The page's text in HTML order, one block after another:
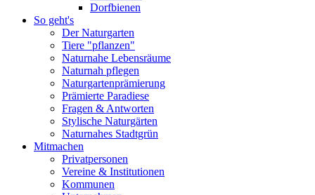
Dorfbienen
So geht's
Der Naturgarten
Tiere "pflanzen"
Naturnahe Lebensräume
Naturnah pflegen
Naturgartenprämierung
Prämierte Paradiese
Fragen & Antworten
Stylische Naturgärten
Naturnahes Stadtgrün
Mitmachen
Privatpersonen
Vereine & Institutionen
Kommunen